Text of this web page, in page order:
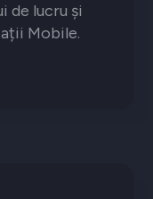
de lucru și
Mobile.